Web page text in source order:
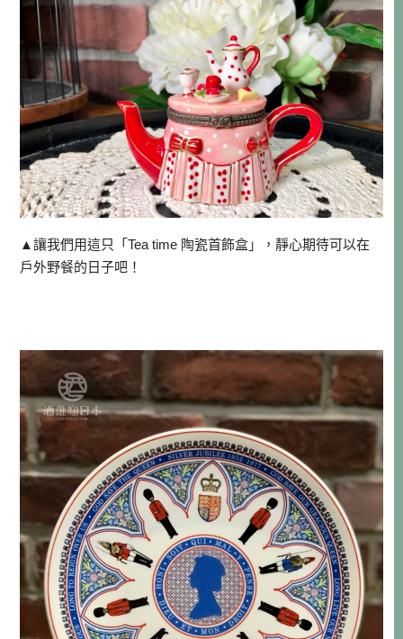
▲讓我們用這只「Tea time 陶瓷首飾盒」，靜心期待可以在
戶外野餐的日子吧！